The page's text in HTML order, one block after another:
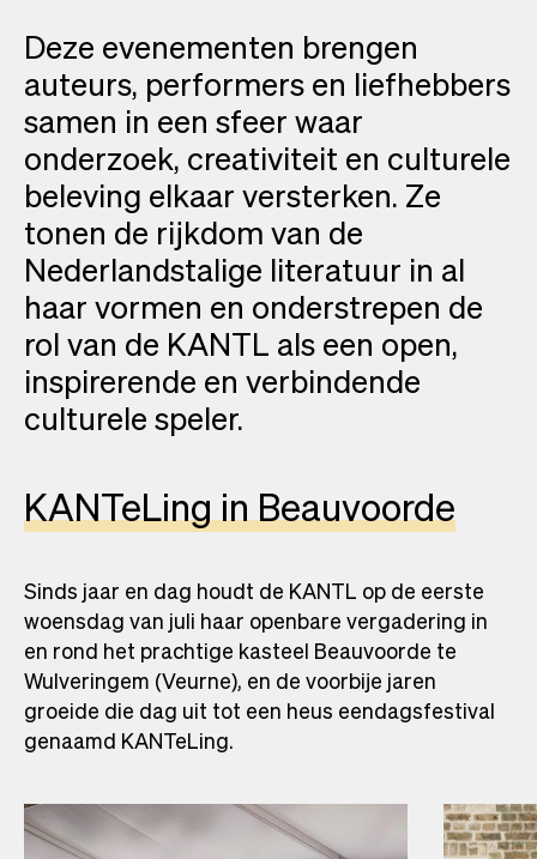
Deze evenementen brengen
auteurs, performers en liefhebbers
samen in een sfeer waar
onderzoek, creativiteit en culturele
beleving elkaar versterken. Ze
tonen de rijkdom van de
Nederlandstalige literatuur in al
haar vormen en onderstrepen de
rol van de KANTL als een open,
inspirerende en verbindende
culturele speler.
KANTeLing in Beauvoorde
Sinds jaar en dag houdt de KANTL op de eerste
woensdag van juli haar openbare vergadering in
en rond het prachtige kasteel Beauvoorde te
Wulveringem (Veurne), en de voorbije jaren
groeide die dag uit tot een heus eendagsfestival
genaamd KANTeLing.